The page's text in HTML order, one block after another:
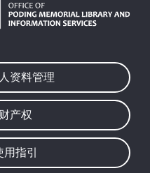
资料管理
产权
指引